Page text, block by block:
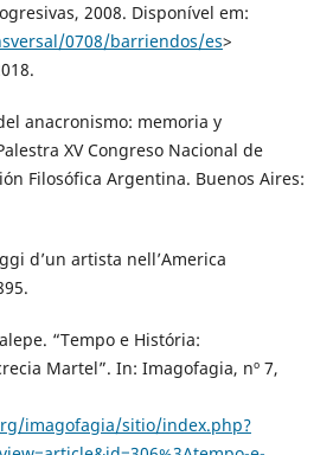
2008. Disponível em:
0708/barriendos/es>
anacronismo: memoria y
XV Congreso Nacional de
Filosófica Argentina. Buenos Aires:
d’un artista nell’America
“Tempo e História:
Martel”. In: Imagofagia, nº 7,
imagofagia/sitio/index.php?